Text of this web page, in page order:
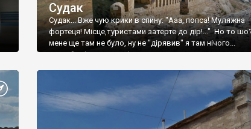
Судак
Судак... Вже чую крики в спину: "Ааа, попса! Муляжна
фортеця! Місце,туристами затерте до дір!..." Но то
мене ще там не було, ну не "дірявив" я там нічого...
принаймні до цього літа.